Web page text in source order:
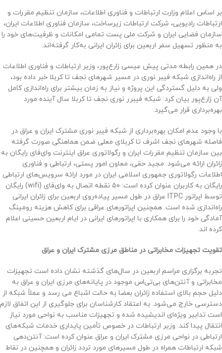
بر اساس اعلام وزارت ارتباطات و فناوری اطلاعات، سازمان تنظیم مقررات و
ارتباطات رادیویی، شرکت ارتباطات زیرساخت، سازمان فناوری اطلاعات ایران،
سازمان فضایی ایران و شرکت ملی پست تمامی امکانات و ظرفیت‌های خود را
به منظور تسهیل سفر اربعین برای زائران ایرانی به‌کار گرفته‌اند.
در همین رابطه مدتی پیش عیسی زارع‌پور، وزیر ارتباطات و فناوری اطلاعات
از راه‌اندازی شبکه فیبر نوری در مسیر شهرهای نجف تا کربلا خبر داده بود،
ولی به دلیل گستردگی این پروژه و نیاز به زمان بیشتر برای راه‌اندازی کامل
آن زارع‌پور بیان کرد: شبکه فیبرر نوری نجف تا کربلا سال آینده مورد
بهره‌برداری قرار می‌گیرد.
با وجود عدم امکان بهره‌برداری از شبکه فیبر نوری مشترک ایران و عراق در
فاصله شهرهای نجف اشرف تا کربلای معلی ضمن هماهنگی صورت گرفته
بین سازمان تنظیم مقررات ایران و رگولاتوری عراق اینترنت وای‌فای رایگان به
زائران ارائه می‌شود. مجید حقی، معاون امور پستی، ارتباطی و فناوری
اطلاعات رگولاتوری جمهوری اسلامی ایران در مورد ارائه سرویس‌های ارتباطی
رایگان به کاربران عنوان کرده است: ۵۰ نقطه اتصال به وای‌فای (wifi) رایگان
توسط اپراتور ITPC عراق در طول مسیر پیاده‌روی اربعین برای زائران ایرانی
راه‌اندازی شده است. همچنین اپراتورهای عراقی برای کاهش هزینه رومینگ
آمادگی خود را برای همکاری با اپراتورهای ایرانی در ایام اربعین حسینی اعلام
کرده اند.
تقویت تجهیزات مخابراتی در مناطق مرزی مشترک ایران و عراق
تجربه برگزاری مراسم اربعین در سال‌های گذشته نشان داده است تجهیزات
مخابراتی و آنتن‌های بی‌تی‌اس موجود در پایانه‌های مرزی ایران و عراق به
دلیل حجم بالای استفاده زائران بعضا به حالت اشباع می رسد و عملاً شبکه از
دسترسی خارج می‌شود. به اعتقاد کارشناسان برای جلوگیری از این اتفاق لازم
است تدابیر ویژه‌ای اندیشیده شده و تجهیزات مناسب به نواحی مورد نیاز
انتقال پیدا کند. وزیر ارتباطات در خصوص تأمین پایداری خدمات شبکه‌های
ارتباطی در نواحی مرزی مشترک ایران و عراق عنوان کرده است: آنتن‌دهی
شبکه ارتباطات همراه در طول مسیرهای مورد تردد زائران و همچنین در نقاط